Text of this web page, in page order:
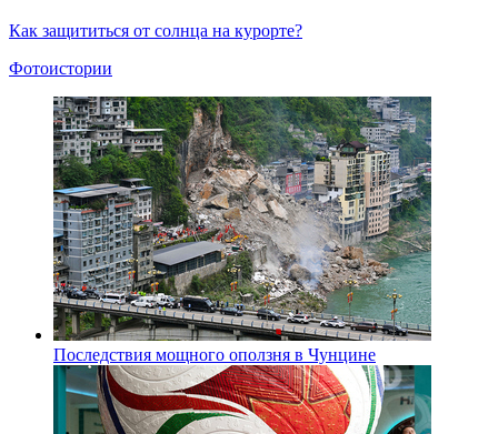
Как защититься от солнца на курорте?
Фотоистории
Последствия мощного оползня в Чунцине